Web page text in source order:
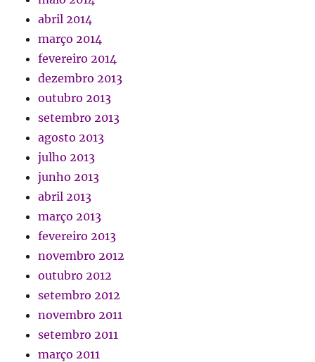
abril 2014
março 2014
fevereiro 2014
dezembro 2013
outubro 2013
setembro 2013
agosto 2013
julho 2013
junho 2013
abril 2013
março 2013
fevereiro 2013
novembro 2012
outubro 2012
setembro 2012
novembro 2011
setembro 2011
março 2011